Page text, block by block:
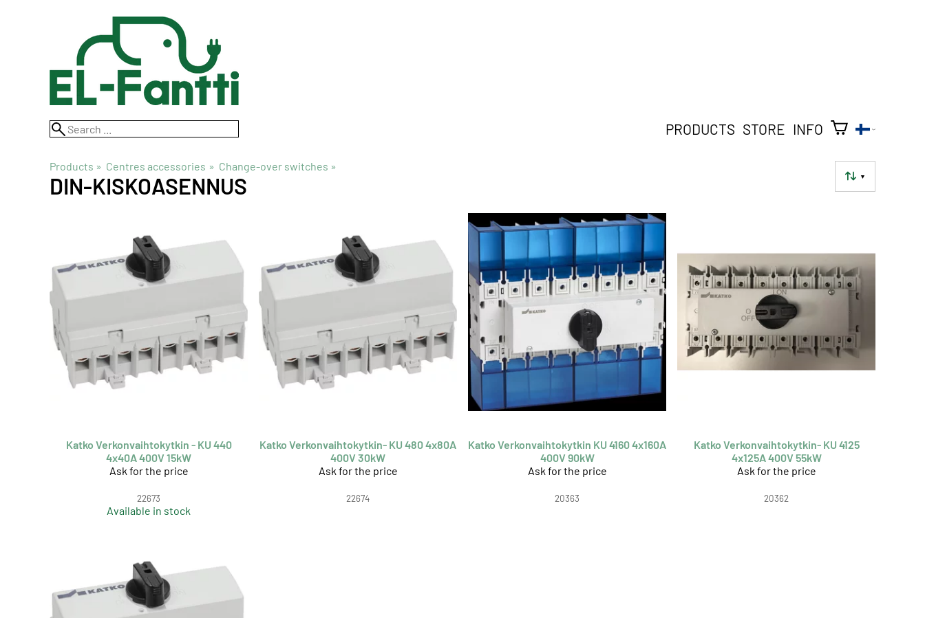
PRODUCTS STORE INFO
Products ‪» Centres accessories ‪» Change-over switches ‪»
▼
DIN-KISKOASENNUS
Katko Verkonvaihtokytkin - KU 440
4x40A 400V 15kW
Ask for the price
22673
Available in stock
Katko Verkonvaihtokytkin- KU 480 4x80A
400V 30kW
Ask for the price
22674
Katko Verkonvaihtokytkin KU 4160 4x160A
400V 90kW
Ask for the price
20363
Katko Verkonvaihtokytkin- KU 4125
4x125A 400V 55kW
Ask for the price
20362